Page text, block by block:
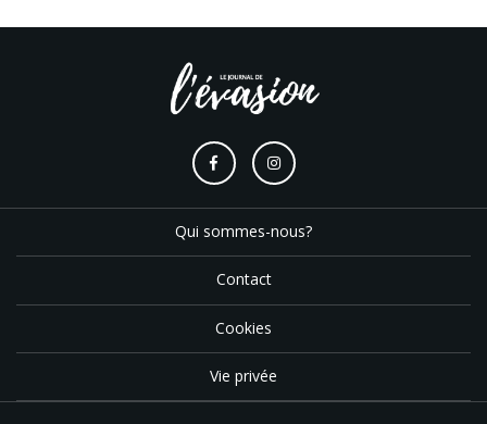
Qui sommes-nous?
Contact
Cookies
Vie privée